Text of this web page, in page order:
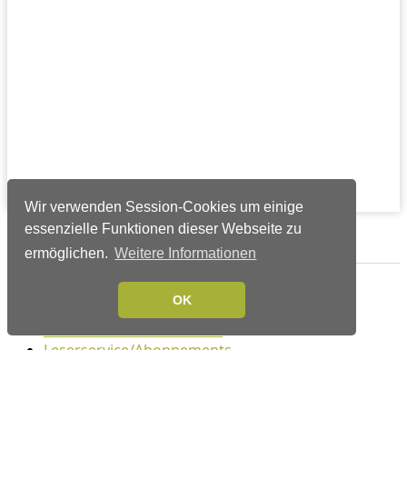
Wir verwenden Session-Cookies um einige
essenzielle Funktionen dieser Webseite zu
ermöglichen. Weitere Informationen
OK
Verlags-Service
Impressum
Datenschutzerklärung
Leserservice/Abonnements